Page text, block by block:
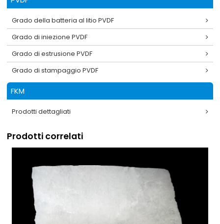
Grado della batteria al litio PVDF
Grado di iniezione PVDF
Grado di estrusione PVDF
Grado di stampaggio PVDF
FKM
Prodotti dettagliati
Prodotti correlati